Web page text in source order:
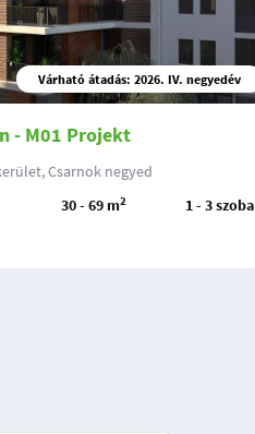
Várható átadás: 2026. IV. negyedév
- M01 Projekt
Csarnok negyed
30 - 69 m2 1 - 3 szoba